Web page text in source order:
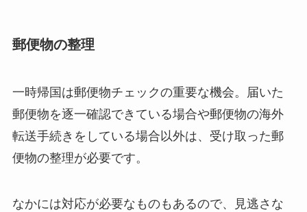
郵便物の整理
一時帰国は郵便物チェックの重要な機会。届いた
郵便物を逐一確認できている場合や郵便物の海外
転送手続きをしている場合以外は、受け取った郵
便物の整理が必要です。
なかには対応が必要なものもあるので、見逃さな